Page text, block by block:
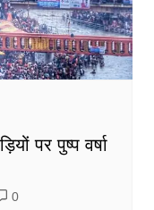
पर पुष्प वर्षा
0